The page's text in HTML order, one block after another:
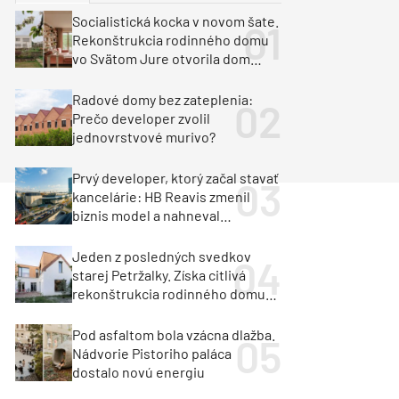
Klimatizácia a vetranie
Milan Murcka
Socialistická kocka v novom šate.
Rekonštrukcia rodinného domu
vo Svätom Jure otvorila dom
Radové domy bez zateplenia:
Prečo developer zvolil
jednovrstvové murivo?
Prvý developer, ktorý začal stavať
kancelárie: HB Reavis zmenil
biznis model a nahneval
Jeden z posledných svedkov
starej Petržalky. Získa citlivá
rekonštrukcia rodinného domu
Pod asfaltom bola vzácna dlažba.
Nádvorie Pistoriho paláca
dostalo novú energiu